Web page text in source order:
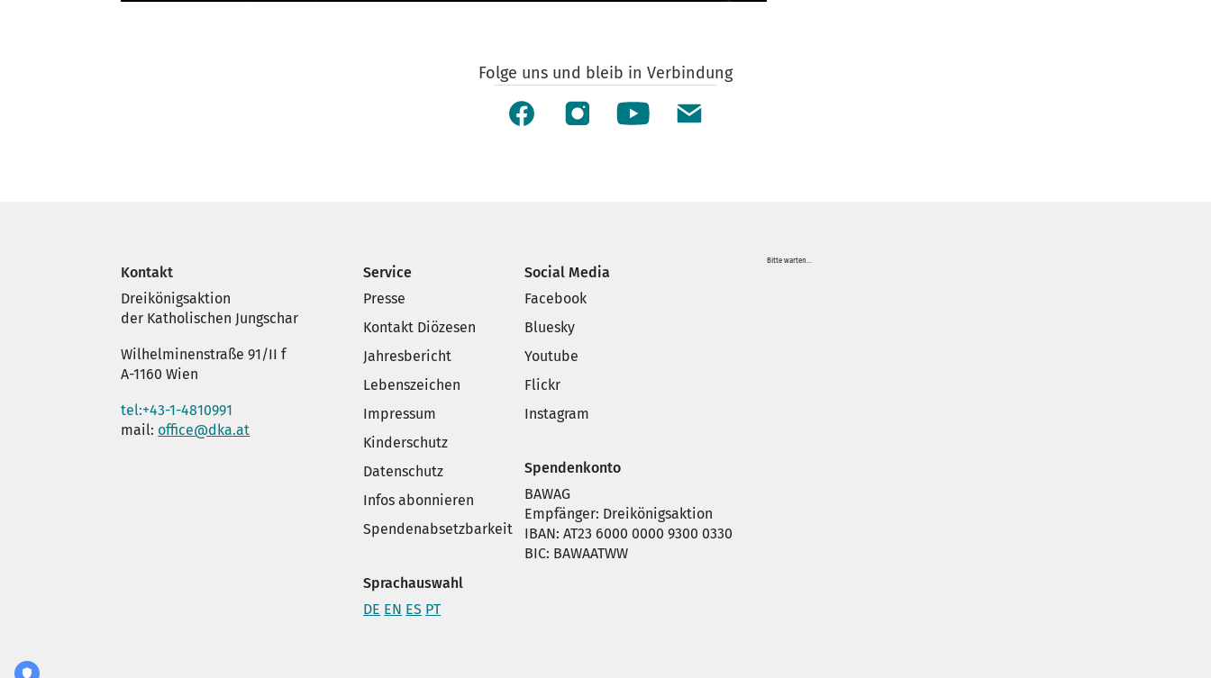
Folge uns und bleib in Verbindung
Kontakt
Dreikönigsaktion
der Katholischen Jungschar
Wilhelminenstraße 91/II f
A-1160 Wien
tel:+43-1-4810991
mail: office@dka.at
Service
Presse
Kontakt Diözesen
Jahresbericht
Lebenszeichen
Impressum
Kinderschutz
Datenschutz
Infos abonnieren
Spendenabsetzbarkeit
Sprachauswahl
DE EN ES PT
Social Media
Facebook
Bluesky
Youtube
Flickr
Instagram
Spendenkonto
BAWAG
Empfänger: Dreikönigsaktion
IBAN: AT23 6000 0000 9300 0330
BIC: BAWAATWW
Bitte warten...